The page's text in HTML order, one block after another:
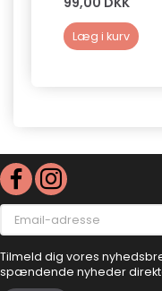
Læg i kurv
Email-
adresse
Tilmeld dig vores
spændende nyheder